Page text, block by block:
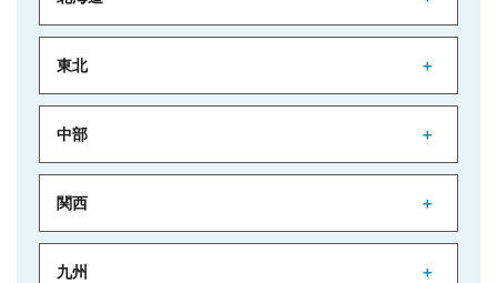
東北
中部
関西
九州